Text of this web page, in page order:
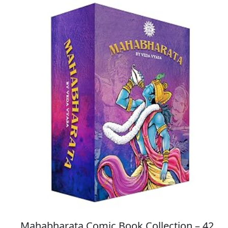
શેરી વળાવી સજ કરૂ ઘેર આવો
સાચી રે મારી સત ભવાનીમાં
સાથીયા પુરાવો દ્વારે
સોના રૂપા નો ગરબો મેલાયો
સોનાનો ગરબો માંને રૂપલા ઈંઢોણી
સોનાનો ગરબો રૂપાનો ગરબો
હું તો ગઈ તી મેળે
હે ડુંગર વાળી હે ગબ્બર વાળી